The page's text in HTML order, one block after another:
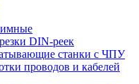
DIN-реек
станки с ЧПУ
проводов и кабелей